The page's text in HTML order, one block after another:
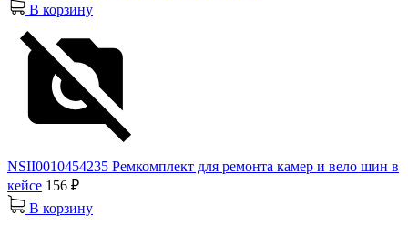
В корзину
NSII0010454235 Ремкомплект для ремонта камер и вело шин в
кейсе 156 ₽
В корзину